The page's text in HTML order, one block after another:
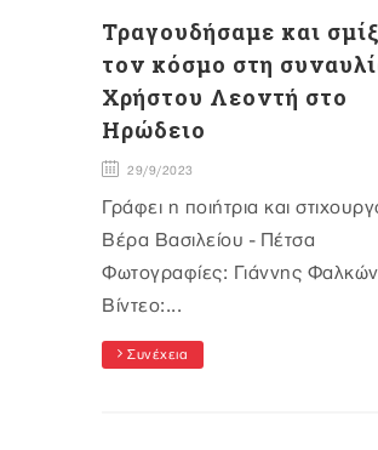
Τραγουδήσαμε και
τον κόσμο στη
Χρήστου Λεοντή στο
Ηρώδειο
29/9/2023
Γράφει η ποιήτρια και
Βέρα Βασιλείου - Πέτσα
Φωτογραφίες: Γιάννης
Βίντεο:...
Συνέχεια